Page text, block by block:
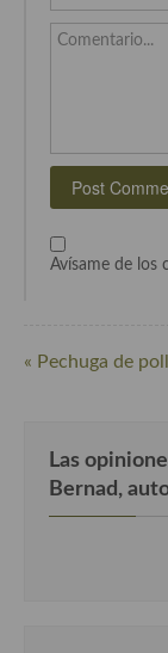
Cocina Bulgara
Cocina de
Cocina Eslovena
Cocina Griega
Cocina Hungara
Cocina Irlanda
Comentario...
Avísame de los
« Pechuga de
Las
Bernad,